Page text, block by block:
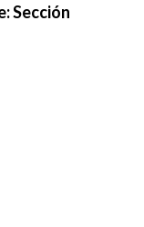
Sección